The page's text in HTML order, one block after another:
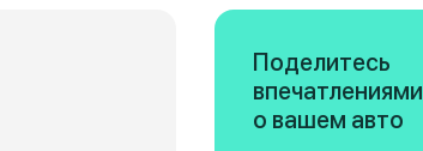
Поделитесь
впечатлениями
о вашем авто